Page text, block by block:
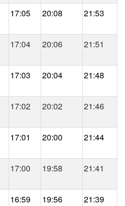
17:05 20:08 21:53
17:04 20:06 21:51
17:03 20:04 21:48
17:02 20:02 21:46
17:01 20:00 21:44
17:00 19:58 21:41
16:59 19:56 21:39